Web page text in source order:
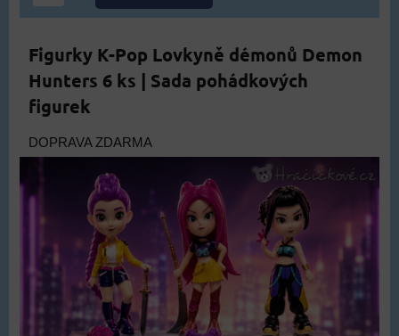
Figurky K-Pop Lovkyně démonů Demon
Hunters 6 ks | Sada pohádkových
figurek
DOPRAVA ZDARMA